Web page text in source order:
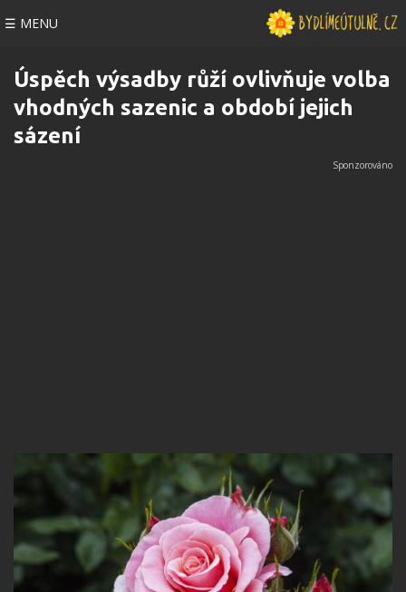
☰ MENU
Úspěch výsadby růží ovlivňuje volba
vhodných sazenic a období jejich
sázení